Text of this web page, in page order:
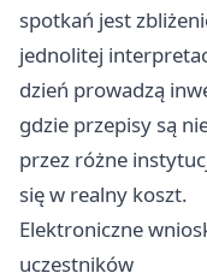
spotkań jest
jednolitej
dzień prowadzą
gdzie przepisy są
przez różne
się w realny koszt.
Elektroniczne
uczestników